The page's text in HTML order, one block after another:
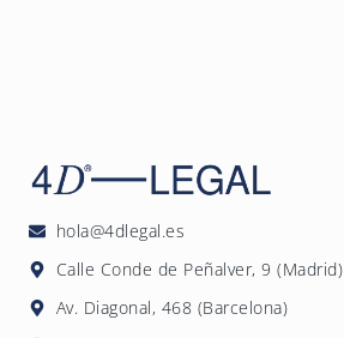
hola@4dlegal.es
Calle Conde de Peñalver, 9 (Madrid)
Av. Diagonal, 468 (Barcelona)